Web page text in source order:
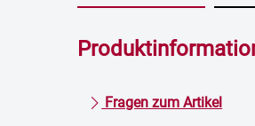
Fragen zum Artikel